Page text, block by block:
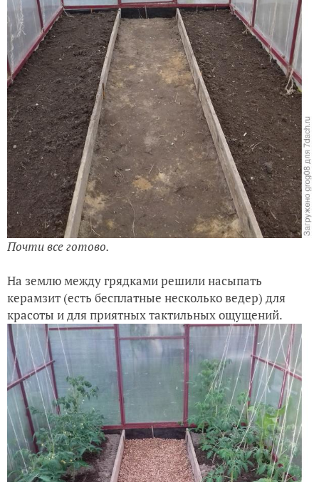
Почти все готово.
На землю между грядками решили насыпать
керамзит (есть бесплатные несколько ведер) для
красоты и для приятных тактильных ощущений.